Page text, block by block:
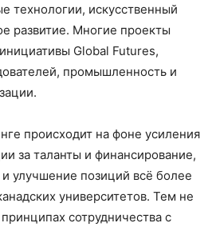
технологии, искусственный
развитие. Многие проекты
Global Futures,
промышленность и
происходит на фоне усиления
за таланты и финансирование,
улучшение позиций всё более
университетов. Тем не
сотрудничества с